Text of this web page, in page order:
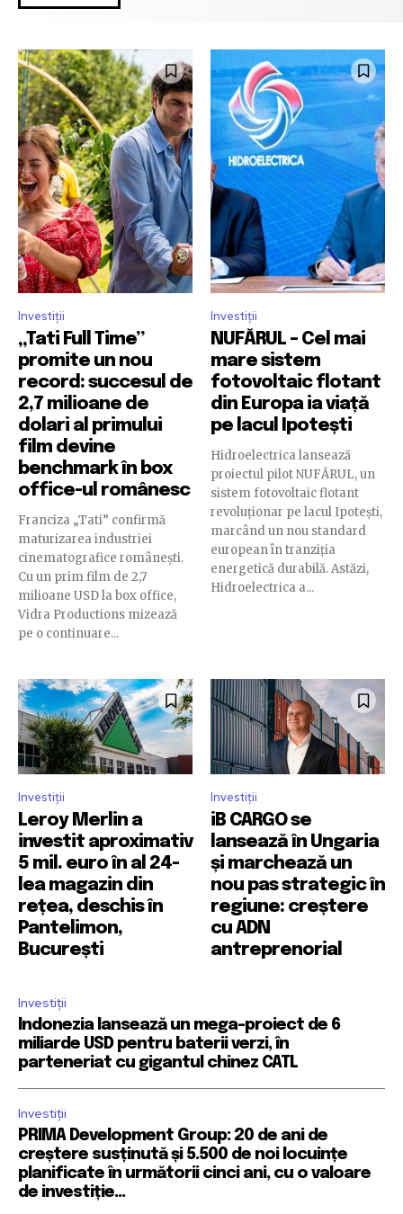
Investiții
„Tati Full Time”
promite un nou
record: succesul de
2,7 milioane de
dolari al primului
film devine
benchmark în box
office-ul românesc
Franciza „Tati” confirmă
maturizarea industriei
cinematografice românești.
Cu un prim film de 2,7
milioane USD la box office,
Vidra Productions mizează
pe o continuare...
Investiții
NUFĂRUL – Cel mai
mare sistem
fotovoltaic flotant
din Europa ia viață
pe lacul Ipotești
Hidroelectrica lansează
proiectul pilot NUFĂRUL, un
sistem fotovoltaic flotant
revoluționar pe lacul Ipotești,
marcând un nou standard
european în tranziția
energetică durabilă. Astăzi,
Hidroelectrica a...
Investiții
Leroy Merlin a
investit aproximativ
5 mil. euro în al 24-
lea magazin din
rețea, deschis în
Pantelimon,
București
Investiții
iB CARGO se
lansează în Ungaria
și marchează un
nou pas strategic în
regiune: creștere
cu ADN
antreprenorial
Investiții
Indonezia lansează un mega-proiect de 6
miliarde USD pentru baterii verzi, în
parteneriat cu gigantul chinez CATL
Investiții
PRIMA Development Group: 20 de ani de
creștere susținută și 5.500 de noi locuințe
planificate în următorii cinci ani, cu o valoare
de investiție...